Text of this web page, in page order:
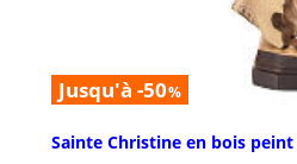
Jusqu'à -50%
Sainte Christine en bois